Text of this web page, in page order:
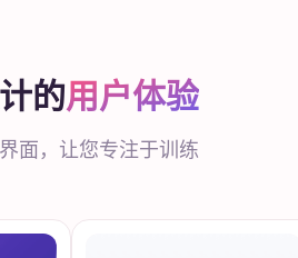
的用户体验
面，让您专注于训练